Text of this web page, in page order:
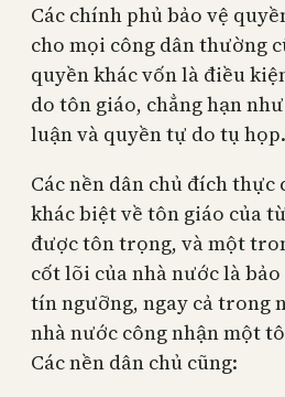
Các chính phủ bảo vệ
cho mọi công dân thường
quyền khác vốn là điều
do tôn giáo, chẳng hạn
luận và quyền tự do tụ họp.
Các nền dân chủ đích thực
khác biệt về tôn giáo của
được tôn trọng, và một
cốt lõi của nhà nước là
tín ngưỡng, ngay cả trong
nhà nước công nhận một
Các nền dân chủ cũng: